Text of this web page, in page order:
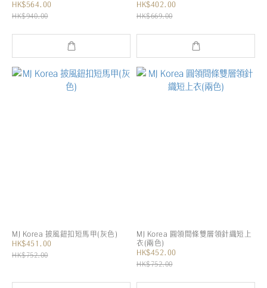
HK$564.00
HK$940.00
HK$402.00
HK$669.00
MJ Korea 披風鈕扣短馬甲(灰色)
HK$451.00
HK$752.00
MJ Korea 圓領間條雙層領針織短上
衣(兩色)
HK$452.00
HK$752.00